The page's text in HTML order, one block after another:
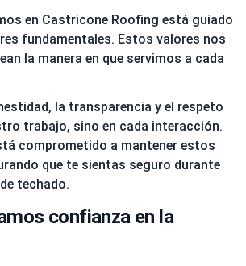
en Castricone Roofing está guiado
fundamentales. Estos valores nos
la manera en que servimos a cada
la transparencia y el respeto
trabajo, sino en cada interacción.
comprometido a mantener estos
que te sientas seguro durante
techado.
confianza en la